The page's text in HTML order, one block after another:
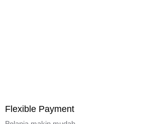
Flexible Payment